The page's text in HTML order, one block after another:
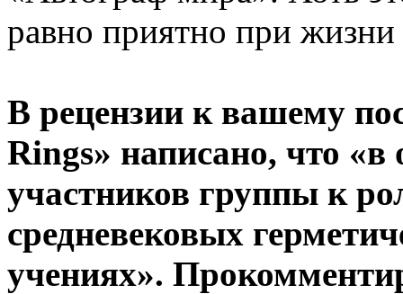
равно приятно при жизни
В рецензии к вашему
Rings» написано, что «в
участников группы к
средневековых
учениях».